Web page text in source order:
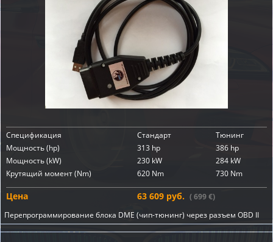
Спецификация Стандарт
Тюнинг
Мощность (hp)
313 hp
386 hp
Мощность (kW)
230 kW
284 kW
Крутящий момент (Nm)
620 Nm 730 Nm
Цена 63 609 руб. ( 699 €)
Перепрограммирование блока DME (чип-тюнинг) через разъем OBD II